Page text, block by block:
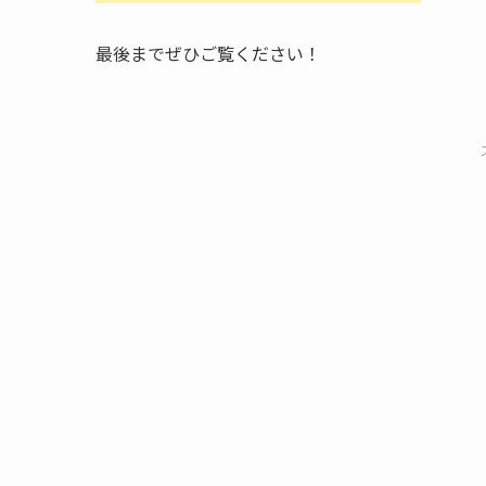
最後までぜひご覧ください！